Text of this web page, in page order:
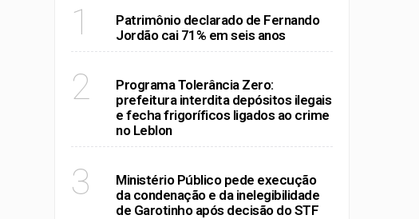
1
Patrimônio declarado de Fernando
Jordão cai 71% em seis anos
2
Programa Tolerância Zero:
prefeitura interdita depósitos ilegais
e fecha frigoríficos ligados ao crime
no Leblon
3
Ministério Público pede execução
da condenação e da inelegibilidade
de Garotinho após decisão do STF